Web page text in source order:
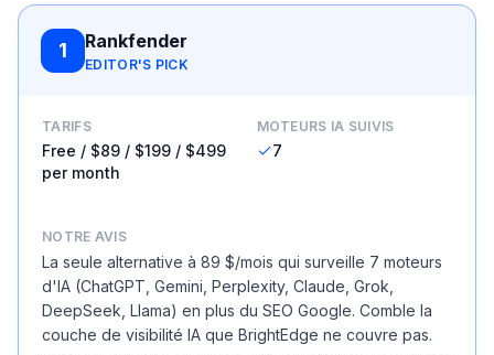
1 Rankfender
EDITOR'S PICK
TARIFS
Free / $89 / $199 / $499
per month
MOTEURS IA SUIVIS
7
NOTRE AVIS
La seule alternative à 89 $/mois qui surveille 7 moteurs
d'IA (ChatGPT, Gemini, Perplexity, Claude, Grok,
DeepSeek, Llama) en plus du SEO Google. Comble la
couche de visibilité IA que BrightEdge ne couvre pas.